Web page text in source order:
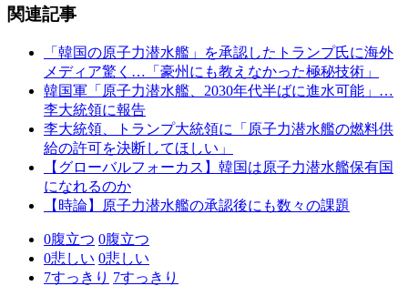
関連記事
「韓国の原子力潜水艦」を承認したトランプ氏に海外
メディア驚く…「豪州にも教えなかった極秘技術」
韓国軍「原子力潜水艦、2030年代半ばに進水可能」…
李大統領に報告
李大統領、トランプ大統領に「原子力潜水艦の燃料供
給の許可を決断してほしい」
【グローバルフォーカス】韓国は原子力潜水艦保有国
になれるのか
【時論】原子力潜水艦の承認後にも数々の課題
0腹立つ 0腹立つ
0悲しい 0悲しい
7すっきり 7すっきり